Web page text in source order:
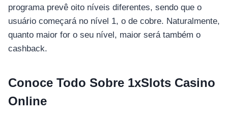
programa prevê oito níveis diferentes, sendo que o
usuário começará no nível 1, o de cobre. Naturalmente,
quanto maior for o seu nível, maior será também o
cashback.
Conoce Todo Sobre 1xSlots Casino
Online